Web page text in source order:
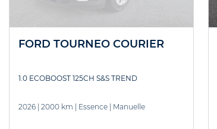
FORD TOURNEO COURIER
1.0 ECOBOOST 125CH S&S TREND
2026 2000 km Essence Manuelle